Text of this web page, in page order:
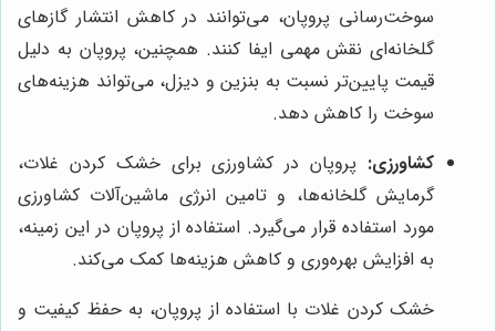
سوخت‌رسانی پروپان، می‌توانند در کاهش انتشار گازهای
گلخانه‌ای نقش مهمی ایفا کنند. همچنین، پروپان به دلیل
قیمت پایین‌تر نسبت به بنزین و دیزل، می‌تواند هزینه‌های
سوخت را کاهش دهد.
کشاورزی: پروپان در کشاورزی برای خشک کردن غلات،
گرمایش گلخانه‌ها، و تامین انرژی ماشین‌آلات کشاورزی
مورد استفاده قرار می‌گیرد. استفاده از پروپان در این زمینه،
به افزایش بهره‌وری و کاهش هزینه‌ها کمک می‌کند.
خشک کردن غلات با استفاده از پروپان، به حفظ کیفیت و